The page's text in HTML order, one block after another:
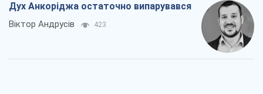
Дух Анкоріджа остаточно випарувався
Віктор Андрусів 423